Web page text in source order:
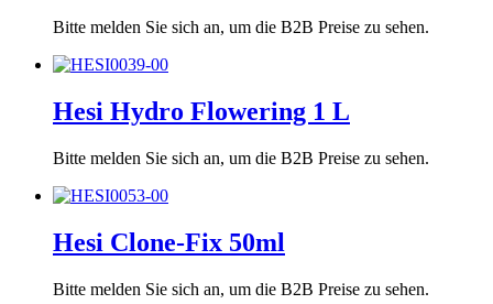
Bitte melden Sie sich an, um die B2B Preise zu sehen.
Hesi Hydro Flowering 1 L
Bitte melden Sie sich an, um die B2B Preise zu sehen.
Hesi Clone-Fix 50ml
Bitte melden Sie sich an, um die B2B Preise zu sehen.